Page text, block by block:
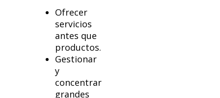
Ofrecer
servicios
antes que
productos.
Gestionar
y
concentrar
grandes